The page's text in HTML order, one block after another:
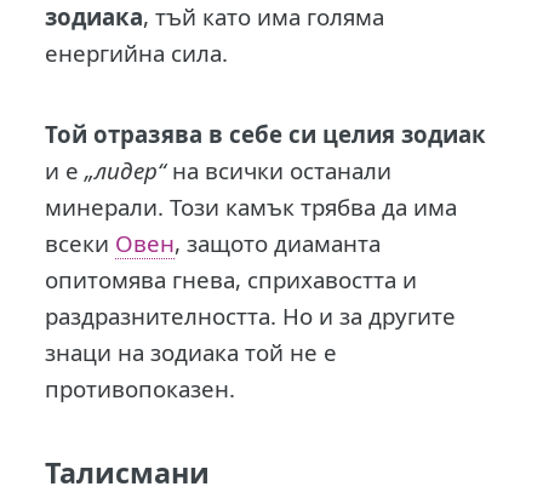
зодиака, тъй като има голяма
енергийна сила.
Той отразява в себе си целия зодиак
и е„лидер“на всички останали
минерали. Този камък трябва да има
всеки Овен, защото диаманта
опитомява гнева, сприхавостта и
раздразнителността. Но и за другите
знаци на зодиака той не е
противопоказен.
Талисмани